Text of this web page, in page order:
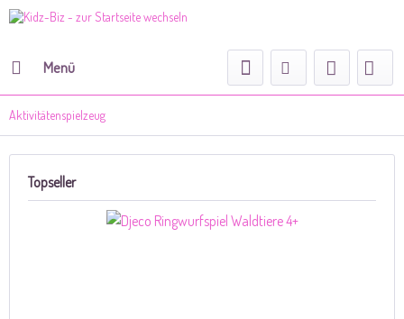
Menü
Aktivitätenspielzeug
Topseller